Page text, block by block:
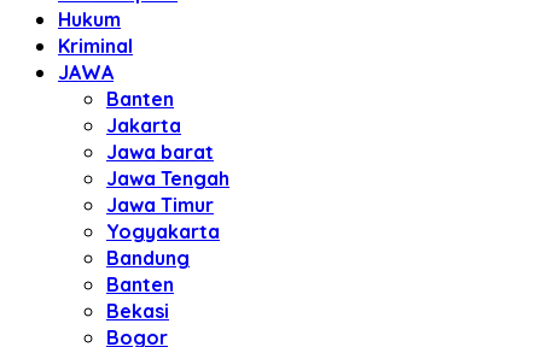
Hukum
Kriminal
JAWA
Banten
Jakarta
Jawa barat
Jawa Tengah
Jawa Timur
Yogyakarta
Bandung
Banten
Bekasi
Bogor